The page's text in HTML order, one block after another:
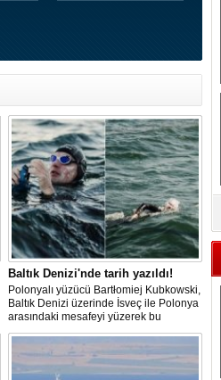
Baltık Denizi'nde tarih yazıldı!
Polonyalı yüzücü Bartłomiej Kubkowski,
Baltık Denizi üzerinde İsveç ile Polonya
arasındaki mesafeyi yüzerek bu
başarının ilk örneği olarak tarihe geçti.